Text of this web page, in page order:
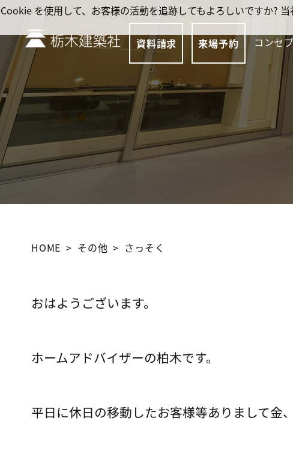
資料請求 来場予約 コンセ
HOME その他 さっそく
おはようございます。
ホームアドバイザーの柏木です。
平日に休日の移動したお客様等ありまして金
Cookie を使用して、お客様の活動を追跡してもよろしいですか?